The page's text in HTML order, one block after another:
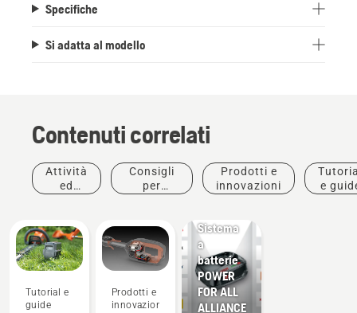
Specifiche
Si adatta al modello
Contenuti correlati
Attività
ed
Consigli
per
Prodotti e
innovazioni
e
Tutorial e
guide
Prodotti e
innovazioni
Prodotti e
Sistema
a
batterie
POWER
FOR ALL
ALLIANCE